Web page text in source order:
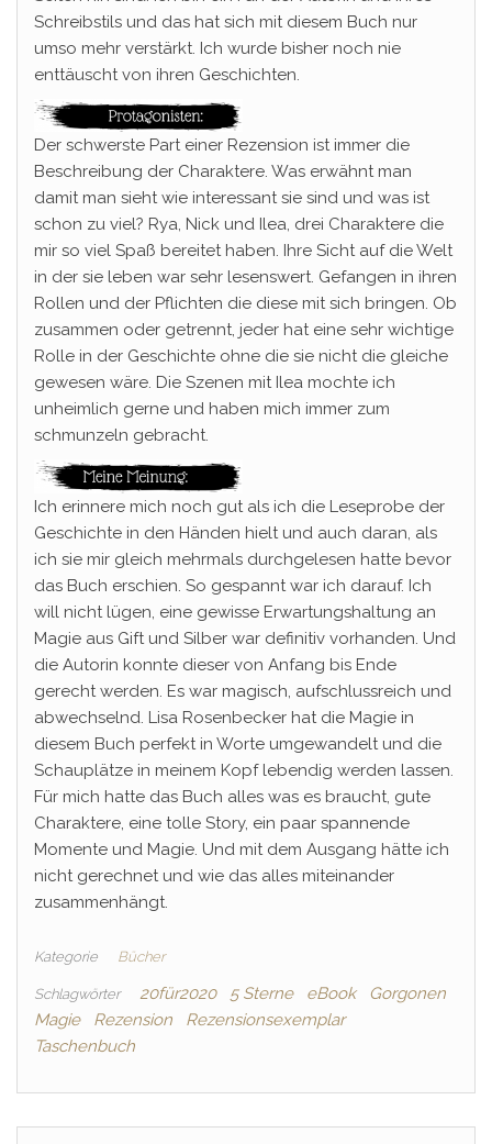
Schreibstils und das hat sich mit diesem Buch nur
umso mehr verstärkt. Ich wurde bisher noch nie
enttäuscht von ihren Geschichten.
Der schwerste Part einer Rezension ist immer die
Beschreibung der Charaktere. Was erwähnt man
damit man sieht wie interessant sie sind und was ist
schon zu viel? Rya, Nick und Ilea, drei Charaktere die
mir so viel Spaß bereitet haben. Ihre Sicht auf die Welt
in der sie leben war sehr lesenswert. Gefangen in ihren
Rollen und der Pflichten die diese mit sich bringen. Ob
zusammen oder getrennt, jeder hat eine sehr wichtige
Rolle in der Geschichte ohne die sie nicht die gleiche
gewesen wäre. Die Szenen mit Ilea mochte ich
unheimlich gerne und haben mich immer zum
schmunzeln gebracht.
Ich erinnere mich noch gut als ich die Leseprobe der
Geschichte in den Händen hielt und auch daran, als
ich sie mir gleich mehrmals durchgelesen hatte bevor
das Buch erschien. So gespannt war ich darauf. Ich
will nicht lügen, eine gewisse Erwartungshaltung an
Magie aus Gift und Silber war definitiv vorhanden. Und
die Autorin konnte dieser von Anfang bis Ende
gerecht werden. Es war magisch, aufschlussreich und
abwechselnd. Lisa Rosenbecker hat die Magie in
diesem Buch perfekt in Worte umgewandelt und die
Schauplätze in meinem Kopf lebendig werden lassen.
Für mich hatte das Buch alles was es braucht, gute
Charaktere, eine tolle Story, ein paar spannende
Momente und Magie. Und mit dem Ausgang hätte ich
nicht gerechnet und wie das alles miteinander
zusammenhängt.
Kategorie Bücher
Schlagwörter 20für2020 5 Sterne eBook
Gorgonen
Magie
Rezension
Rezensionsexemplar
Taschenbuch